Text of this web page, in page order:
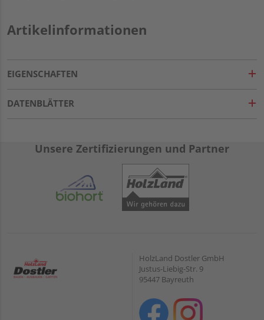
Artikelinformationen
EIGENSCHAFTEN
DATENBLÄTTER
Unsere Zertifizierungen und Partner
HolzLand Dostler GmbH
Justus-Liebig-Str. 9
95447 Bayreuth